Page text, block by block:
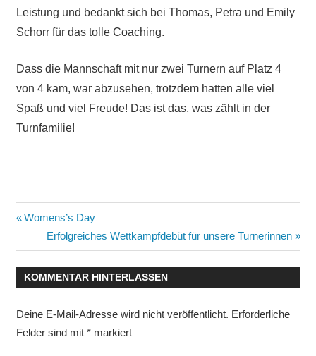
Leistung und bedankt sich bei Thomas, Petra und Emily
Schorr für das tolle Coaching.
Dass die Mannschaft mit nur zwei Turnern auf Platz 4
von 4 kam, war abzusehen, trotzdem hatten alle viel
Spaß und viel Freude! Das ist das, was zählt in der
Turnfamilie!
Beitragsnavigation
Vorheriger
Beitrag:
Womens’s Day
Nächster
Beitrag:
Erfolgreiches Wettkampfdebüt für unsere Turnerinnen
KOMMENTAR HINTERLASSEN
Deine E-Mail-Adresse wird nicht veröffentlicht. Erforderliche
Felder sind mit *markiert